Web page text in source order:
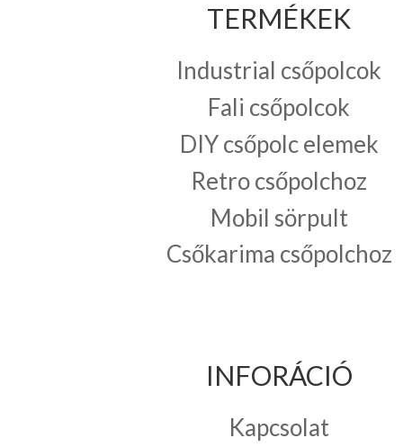
TERMÉKEK
Industrial csőpolcok
Fali csőpolcok
DIY csőpolc elemek
Retro csőpolchoz
Mobil sörpult
Csőkarima csőpolchoz
INFORÁCIÓ
Kapcsolat